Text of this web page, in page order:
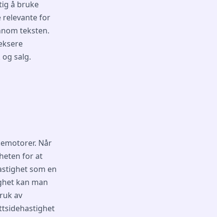
å bruke
relevante for
teksten.
salg.
Når
for at
som en
kan man
av